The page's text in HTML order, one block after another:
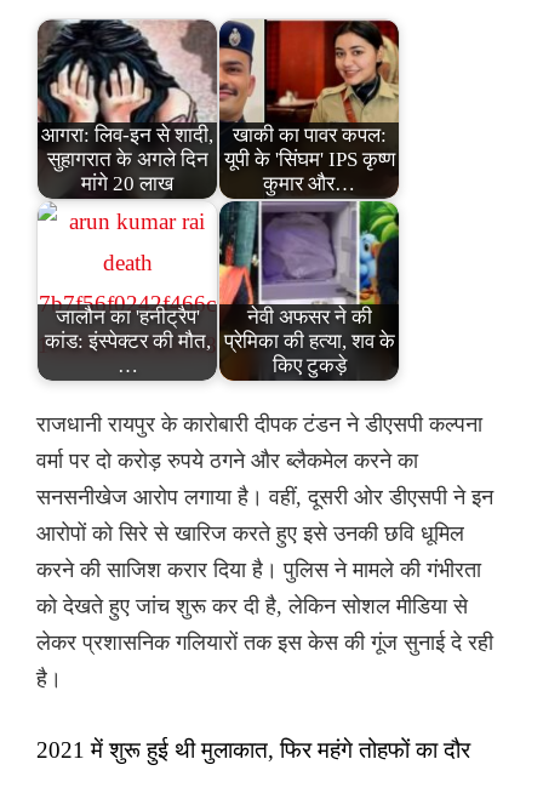
आगरा: लिव-इन से शादी,
सुहागरात के अगले दिन
मांगे 20 लाख
खाकी का पावर कपल:
यूपी के 'सिंघम' IPS कृष्ण
कुमार और…
जालौन का 'हनीट्रैप'
कांड: इंस्पेक्टर की मौत,
…
नेवी अफसर ने की
प्रेमिका की हत्या, शव के
किए टुकड़े
राजधानी रायपुर के कारोबारी दीपक टंडन ने डीएसपी कल्पना
वर्मा पर दो करोड़ रुपये ठगने और ब्लैकमेल करने का
सनसनीखेज आरोप लगाया है। वहीं, दूसरी ओर डीएसपी ने इन
आरोपों को सिरे से खारिज करते हुए इसे उनकी छवि धूमिल
करने की साजिश करार दिया है। पुलिस ने मामले की गंभीरता
को देखते हुए जांच शुरू कर दी है, लेकिन सोशल मीडिया से
लेकर प्रशासनिक गलियारों तक इस केस की गूंज सुनाई दे रही
है।
2021 में शुरू हुई थी मुलाकात, फिर महंगे तोहफों का दौर